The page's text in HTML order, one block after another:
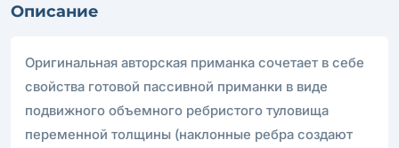
Описание
Оригинальная авторcкая приманка сочетает в себе
свойства готовой пассивной приманки в виде
подвижного объемного ребристого туловища
переменной толщины (наклонные ребра создают